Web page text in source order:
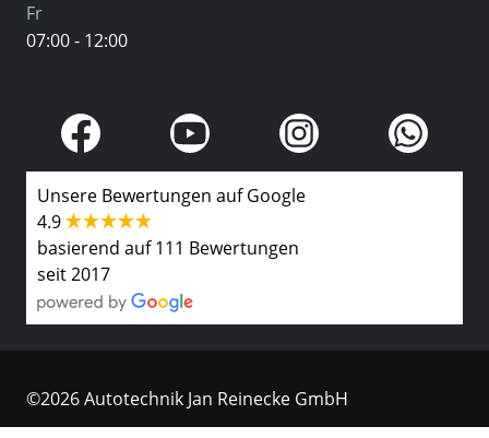
Fr
07:00 - 12:00
Unsere Bewertungen auf Google
4.9
basierend auf 111 Bewertungen
seit 2017
©2026 Autotechnik Jan Reinecke GmbH